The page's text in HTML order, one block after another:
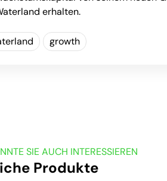
erhalten.
growth
SIE AUCH INTERESSIEREN
Produkte